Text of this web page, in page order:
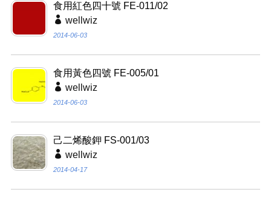
食用紅色四十號 FE-011/02
wellwiz
2014-06-03
食用黃色四號 FE-005/01
wellwiz
2014-06-03
己二烯酸鉀 FS-001/03
wellwiz
2014-04-17